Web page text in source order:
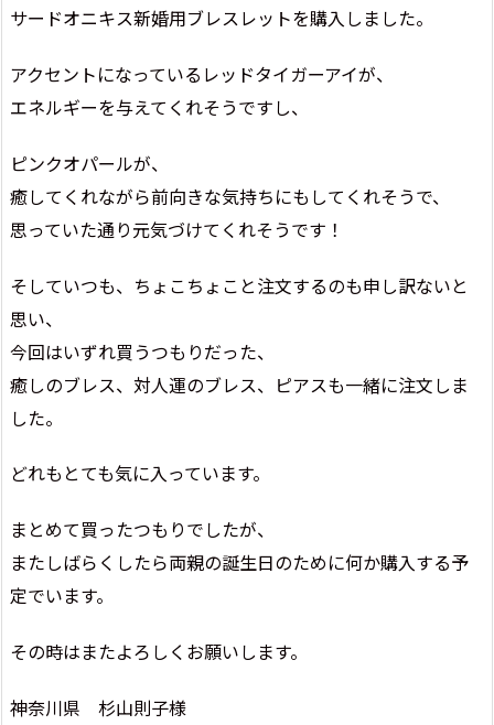
サードオニキス新婚用ブレスレットを購入しました。
アクセントになっているレッドタイガーアイが、
エネルギーを与えてくれそうですし、
ピンクオパールが、
癒してくれながら前向きな気持ちにもしてくれそうで、
思っていた通り元気づけてくれそうです！
そしていつも、ちょこちょこと注文するのも申し訳ないと
思い、
今回はいずれ買うつもりだった、
癒しのブレス、対人運のブレス、ピアスも一緒に注文しま
した。
どれもとても気に入っています。
まとめて買ったつもりでしたが、
またしばらくしたら両親の誕生日のために何か購入する予
定でいます。
その時はまたよろしくお願いします。
神奈川県 杉山則子様